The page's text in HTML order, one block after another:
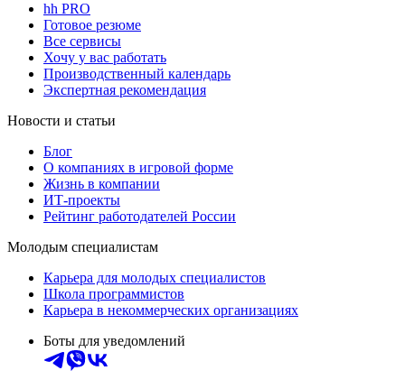
hh PRO
Готовое резюме
Все сервисы
Хочу у вас работать
Производственный календарь
Экспертная рекомендация
Новости и статьи
Блог
О компаниях в игровой форме
Жизнь в компании
ИТ-проекты
Рейтинг работодателей России
Молодым специалистам
Карьера для молодых специалистов
Школа программистов
Карьера в некоммерческих организациях
Боты для уведомлений